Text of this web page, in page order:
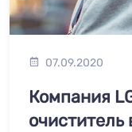
07.09.2020
Компания
очиститель